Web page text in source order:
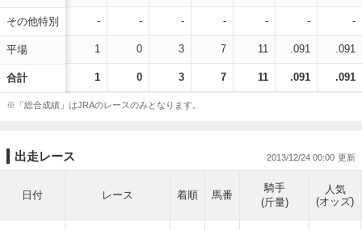
その他特別
平場
合計
- - - - - - -
1 0 3 7 11 .091 .091
1 0 3 7 11 .091 .091
※「総合成績」はJRAのレースのみとなります。
出走レース 2013/12/24 00:00
日付 レース 着順 馬番
騎手
(斤量)
人気
(オッズ)